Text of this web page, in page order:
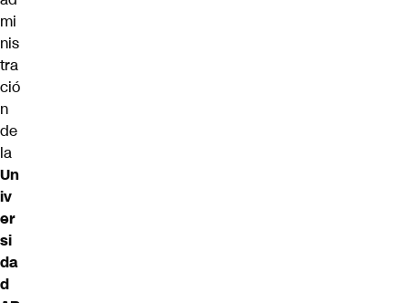
mi
nis
tra
ció
n
de
la
Un
iv
er
si
da
d